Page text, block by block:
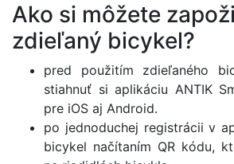
Ako si môžete
zdieľaný bicykel?
pred použitím zdieľaného
stiahnuť si aplikáciu ANTIK
pre iOS aj Android.
po jednoduchej registrácii v
bicykel načítaním QR kódu,